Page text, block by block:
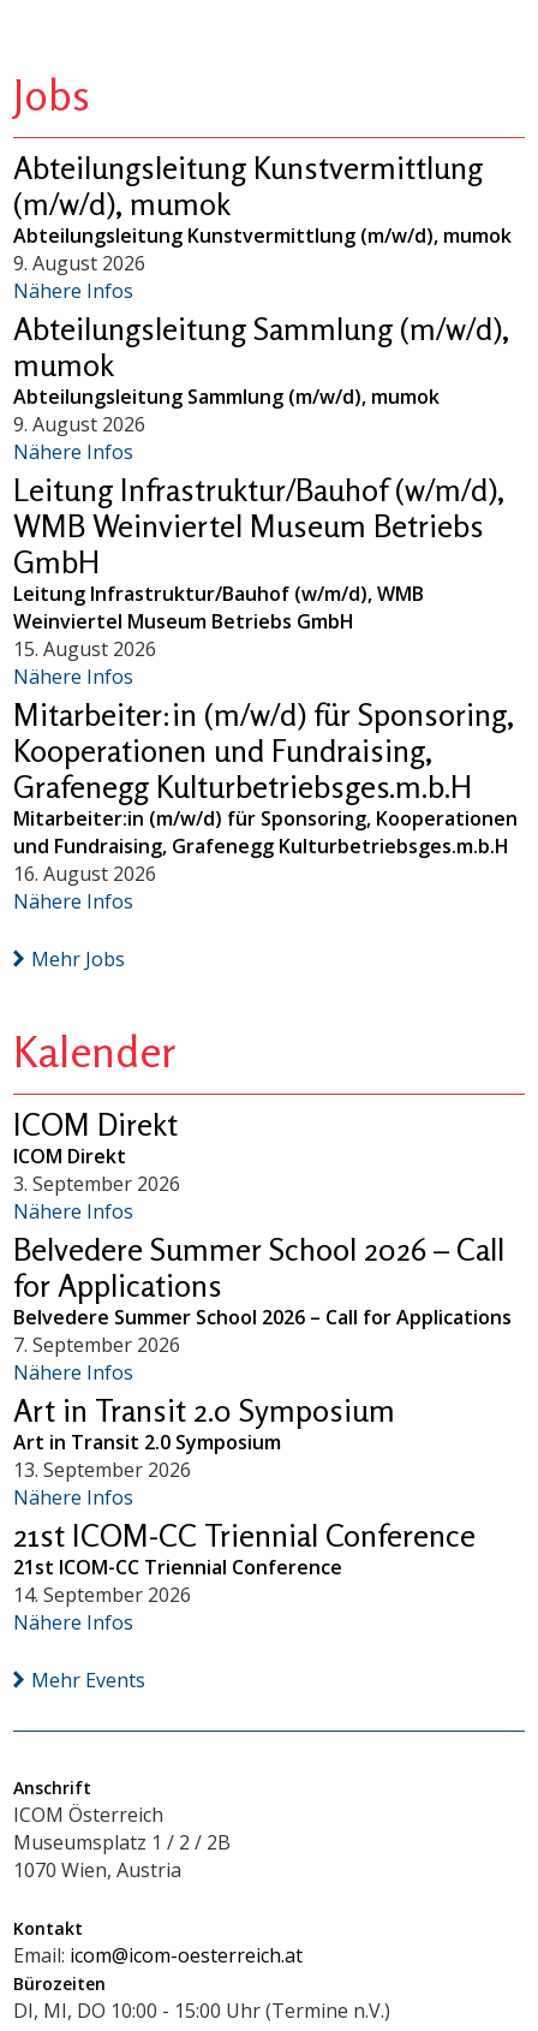
Jobs
Abteilungsleitung Kunstvermittlung
(m/w/d), mumok
Abteilungsleitung Kunstvermittlung (m/w/d), mumok
9. August 2026
Nähere Infos
Abteilungsleitung Sammlung (m/w/d),
mumok
Abteilungsleitung Sammlung (m/w/d), mumok
9. August 2026
Nähere Infos
Leitung Infrastruktur/Bauhof (w/m/d),
WMB Weinviertel Museum Betriebs
GmbH
Leitung Infrastruktur/Bauhof (w/m/d), WMB
Weinviertel Museum Betriebs GmbH
15. August 2026
Nähere Infos
Mitarbeiter:in (m/w/d) für Sponsoring,
Kooperationen und Fundraising,
Grafenegg Kulturbetriebsges.m.b.H
Mitarbeiter:in (m/w/d) für Sponsoring, Kooperationen
und Fundraising, Grafenegg Kulturbetriebsges.m.b.H
16. August 2026
Nähere Infos
Mehr Jobs
Kalender
ICOM Direkt
ICOM Direkt
3. September 2026
Nähere Infos
Belvedere Summer School 2026 – Call
for Applications
Belvedere Summer School 2026 – Call for Applications
7. September 2026
Nähere Infos
Art in Transit 2.0 Symposium
Art in Transit 2.0 Symposium
13. September 2026
Nähere Infos
21st ICOM-CC Triennial Conference
21st ICOM-CC Triennial Conference
14. September 2026
Nähere Infos
Mehr Events
Anschrift
ICOM Österreich
Museumsplatz 1 / 2 / 2B
1070 Wien, Austria
Kontakt
Email: icom@icom-oesterreich.at
Bürozeiten
DI, MI, DO 10:00 - 15:00 Uhr (Termine n.V.)